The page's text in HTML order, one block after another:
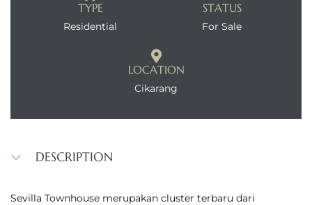
TYPE
Residential
STATUS
For Sale
LOCATION
Cikarang
DESCRIPTION
Sevilla Townhouse merupakan cluster terbaru dari